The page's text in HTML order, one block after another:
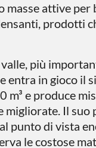
masse attive
prodotti
più
entra in gioco il
m³ e produce
migliorate. Il suo
punto di vista
le costose